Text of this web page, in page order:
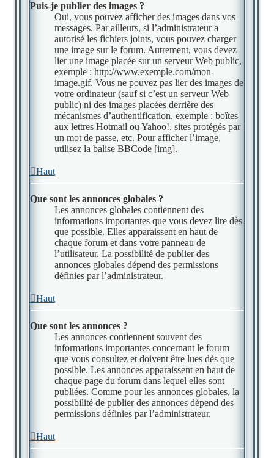
Puis-je publier des images ?
Oui, vous pouvez afficher des images dans vos
messages. Par ailleurs, si l’administrateur a
autorisé les fichiers joints, vous pouvez charger
une image sur le forum. Autrement, vous devez
lier une image placée sur un serveur Web public,
exemple : http://www.exemple.com/mon-
image.gif. Vous ne pouvez pas lier des images de
votre ordinateur (sauf si c’est un serveur Web
public) ni des images placées derrière des
mécanismes d’authentification, exemple : boîtes
aux lettres Hotmail ou Yahoo!, sites protégés par
un mot de passe, etc. Pour afficher l’image,
utilisez la balise BBCode [img].
Haut
Que sont les annonces globales ?
Les annonces globales contiennent des
informations importantes que vous devez lire dès
que possible. Elles apparaissent en haut de
chaque forum et dans votre panneau de
l’utilisateur. La possibilité de publier des
annonces globales dépend des permissions
définies par l’administrateur.
Haut
Que sont les annonces ?
Les annonces contiennent souvent des
informations importantes concernant le forum
que vous consultez et doivent être lues dès que
possible. Les annonces apparaissent en haut de
chaque page du forum dans lequel elles sont
publiées. Comme pour les annonces globales, la
possibilité de publier des annonces dépend des
permissions définies par l’administrateur.
Haut